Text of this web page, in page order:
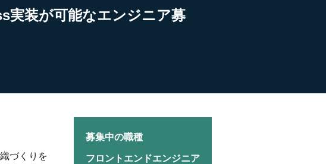
実装が可能なエンジニア募
づくりを
募集中の職種
フロントエンドエンジニア